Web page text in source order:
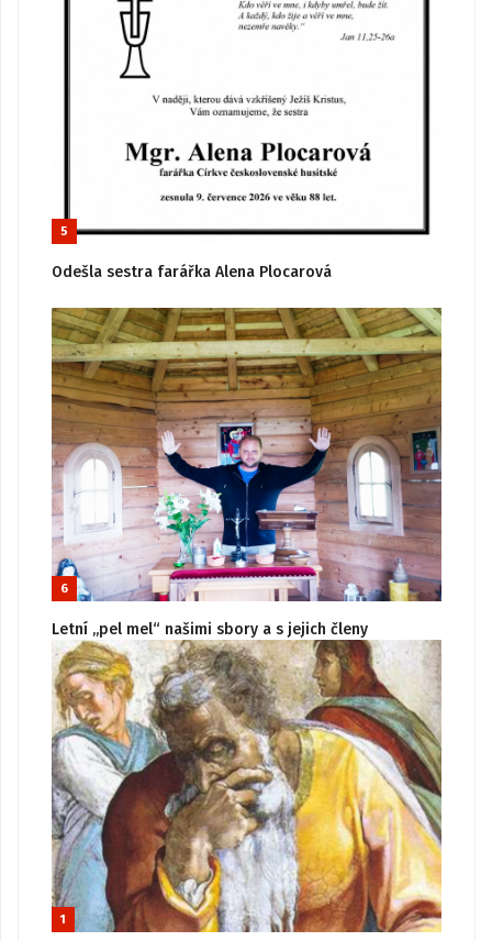
5
Odešla sestra farářka Alena Plocarová
6
Letní „pel mel“ našimi sbory a s jejich členy
1